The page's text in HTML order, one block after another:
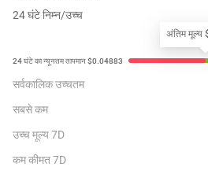
24 घंटे निम्न/उच्च
अंतिम मूल्य
सर्वकालिक उच्चतम
सबसे कम
उच्च मूल्य 7D
कम कीमत 7D